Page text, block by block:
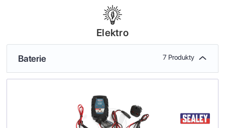
Elektro
Baterie 7 Produkty